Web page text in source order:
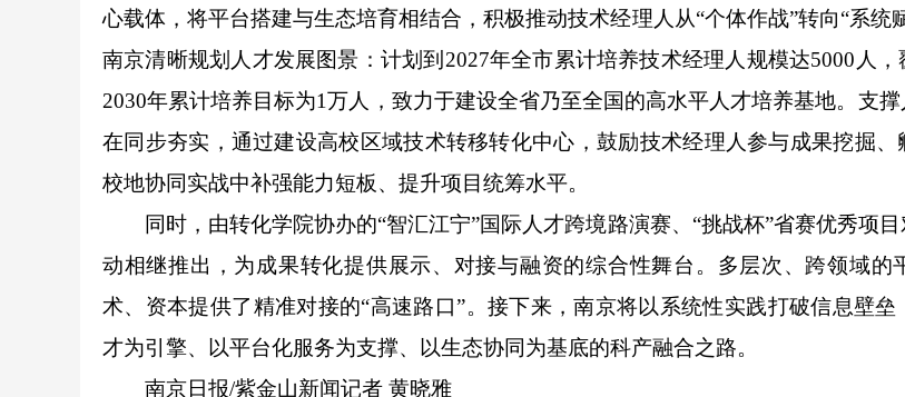
心载体，将平台搭建与生态培育相结合，积极推动技术经理人从“个体作战”转向“系统
南京清晰规划人才发展图景：计划到2027年全市累计培养技术经理人规模达5000人，
2030年累计培养目标为1万人，致力于建设全省乃至全国的高水平人才培养基地。支
在同步夯实，通过建设高校区域技术转移转化中心，鼓励技术经理人参与成果挖掘
校地协同实战中补强能力短板、提升项目统筹水平。
同时，由转化学院协办的“智汇江宁”国际人才跨境路演赛、“挑战杯”省赛优秀项
动相继推出，为成果转化提供展示、对接与融资的综合性舞台。多层次、跨领域的
术、资本提供了精准对接的“高速路口”。接下来，南京将以系统性实践打破信息壁垒
才为引擎、以平台化服务为支撑、以生态协同为基底的科产融合之路。
南京日报/紫金山新闻记者 黄晓雅